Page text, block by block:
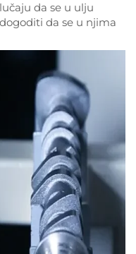
da se u ulju
da se u njima